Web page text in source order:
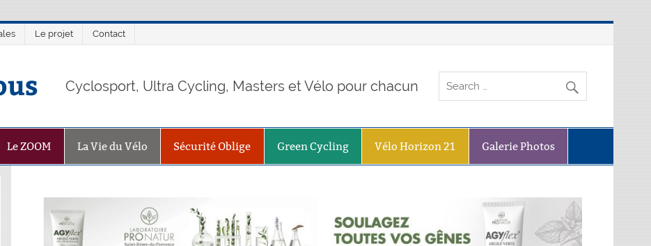
Le projet Contact
Cyclosport, Ultra Cycling, Masters et Vélo pour chacun
Le ZOOM La Vie du Vélo Sécurité Oblige Green Cycling Vélo Horizon 21 Galerie Photos